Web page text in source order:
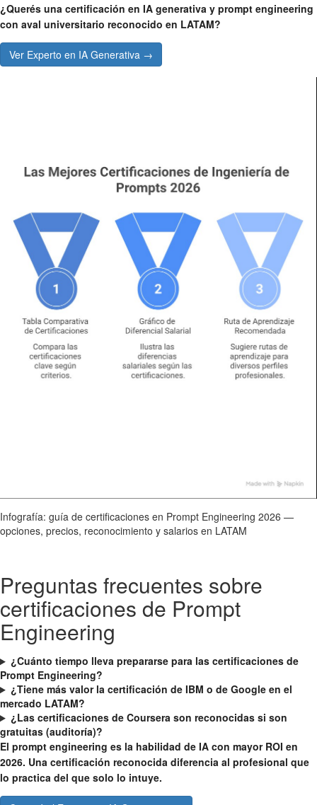
¿Querés una certificación en IA generativa y prompt engineering
con aval universitario reconocido en LATAM?
Ver Experto en IA Generativa →
Infografía: guía de certificaciones en Prompt Engineering 2026 —
opciones, precios, reconocimiento y salarios en LATAM
Preguntas frecuentes sobre
certificaciones de Prompt
Engineering
¿Cuánto tiempo lleva prepararse para las certificaciones de
Prompt Engineering?
¿Tiene más valor la certificación de IBM o de Google en el
mercado LATAM?
¿Las certificaciones de Coursera son reconocidas si son
gratuitas (auditoría)?
El prompt engineering es la habilidad de IA con mayor ROI en
2026. Una certificación reconocida diferencia al profesional que
lo practica del que solo lo intuye.